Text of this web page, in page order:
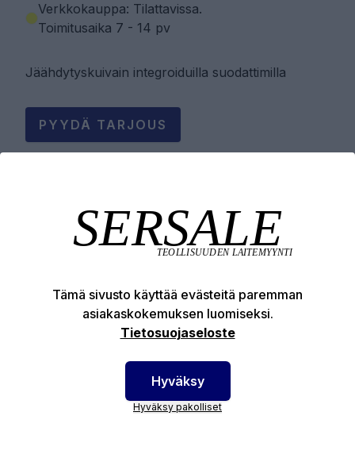
Verkkokauppa: Tilattavissa.
Toimitusaika 7 - 14 pv
Jäähdytyskuivain integroiduilla suodattimilla
PYYDÄ TARJOUS
Tekniset edut
Tämä sivusto käyttää evästeitä paremman
asiakaskokemuksen luomiseksi.
Tietosuojaseloste
Hyväksy
Hyväksy pakolliset